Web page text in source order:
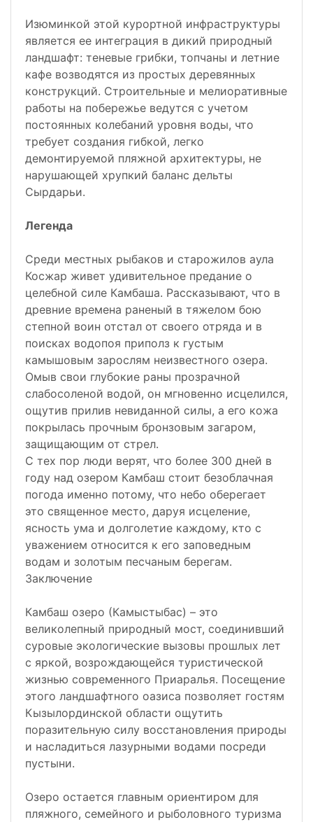
Изюминкой этой курортной инфраструктуры
является ее интеграция в дикий природный
ландшафт: теневые грибки, топчаны и летние
кафе возводятся из простых деревянных
конструкций. Строительные и мелиоративные
работы на побережье ведутся с учетом
постоянных колебаний уровня воды, что
требует создания гибкой, легко
демонтируемой пляжной архитектуры, не
нарушающей хрупкий баланс дельты
Сырдарьи.
Легенда
Среди местных рыбаков и старожилов аула
Косжар живет удивительное предание о
целебной силе Камбаша. Рассказывают, что в
древние времена раненый в тяжелом бою
степной воин отстал от своего отряда и в
поисках водопоя приполз к густым
камышовым зарослям неизвестного озера.
Омыв свои глубокие раны прозрачной
слабосоленой водой, он мгновенно исцелился,
ощутив прилив невиданной силы, а его кожа
покрылась прочным бронзовым загаром,
защищающим от стрел.
С тех пор люди верят, что более 300 дней в
году над озером Камбаш стоит безоблачная
погода именно потому, что небо оберегает
это священное место, даруя исцеление,
ясность ума и долголетие каждому, кто с
уважением относится к его заповедным
водам и золотым песчаным берегам.
Заключение
Камбаш озеро (Камыстыбас) – это
великолепный природный мост, соединивший
суровые экологические вызовы прошлых лет
с яркой, возрождающейся туристической
жизнью современного Приаралья. Посещение
этого ландшафтного оазиса позволяет гостям
Кызылординской области ощутить
поразительную силу восстановления природы
и насладиться лазурными водами посреди
пустыни.
Озеро остается главным ориентиром для
пляжного, семейного и рыболовного туризма